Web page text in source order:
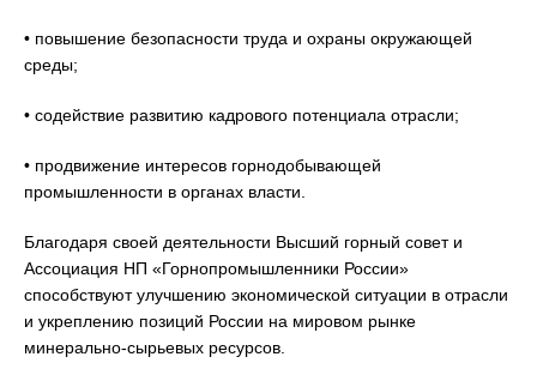
• повышение безопасности труда и охраны окружающей
среды;
• содействие развитию кадрового потенциала отрасли;
• продвижение интересов горнодобывающей
промышленности в органах власти.
Благодаря своей деятельности Высший горный совет и
Ассоциация НП «Горнопромышленники России»
способствуют улучшению экономической ситуации в отрасли
и укреплению позиций России на мировом рынке
минерально-сырьевых ресурсов.